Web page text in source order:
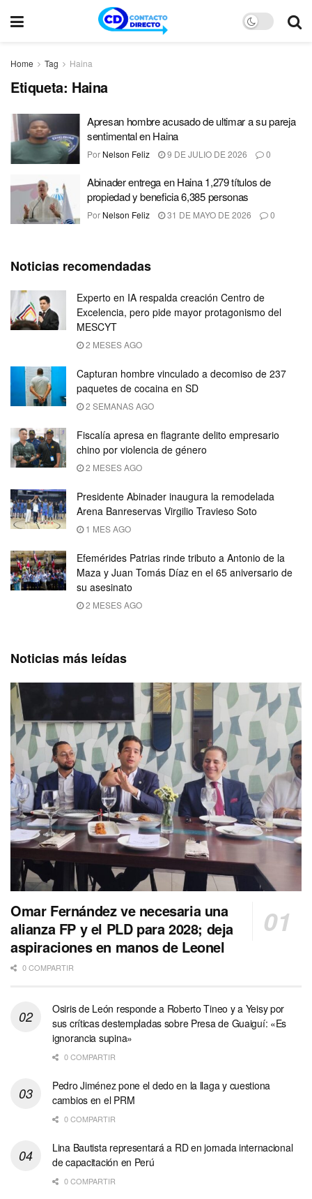
Home Tag Haina
Etiqueta: Haina
Apresan hombre acusado de ultimar a su pareja
sentimental en Haina
Por Nelson Feliz 9 DE JULIO DE 2026 0
Abinader entrega en Haina 1,279 títulos de
propiedad y beneficia 6,385 personas
Por Nelson Feliz 31 DE MAYO DE 2026 0
Noticias recomendadas
Experto en IA respalda creación Centro de
Excelencia, pero pide mayor protagonismo del
MESCYT
2 MESES AGO
Capturan hombre vinculado a decomiso de 237
paquetes de cocaina en SD
2 SEMANAS AGO
Fiscalía apresa en flagrante delito empresario
chino por violencia de género
2 MESES AGO
Presidente Abinader inaugura la remodelada
Arena Banreservas Virgilio Travieso Soto
1 MES AGO
Efemérides Patrias rinde tributo a Antonio de la
Maza y Juan Tomás Díaz en el 65 aniversario de
su asesinato
2 MESES AGO
Noticias más leídas
Omar Fernández ve necesaria una
alianza FP y el PLD para 2028; deja
aspiraciones en manos de Leonel
0 COMPARTIR
Osiris de León responde a Roberto Tineo y a Yeisy por
sus críticas destempladas sobre Presa de Guaiguí: «Es
ignorancia supina»
0 COMPARTIR
Pedro Jiménez pone el dedo en la llaga y cuestiona
cambios en el PRM
0 COMPARTIR
Lina Bautista representará a RD en jornada internacional
de capacitación en Perú
0 COMPARTIR